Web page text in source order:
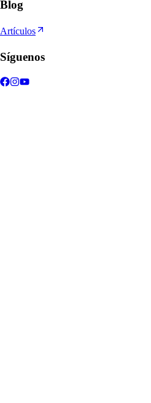
Blog
Artículos
Síguenos